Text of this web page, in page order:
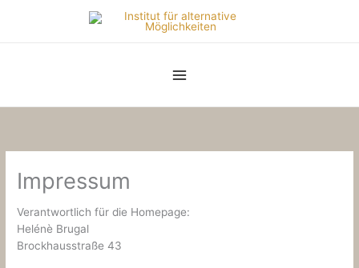
Impressum
Verantwortlich für die Homepage:
Helénè Brugal
Brockhausstraße 43